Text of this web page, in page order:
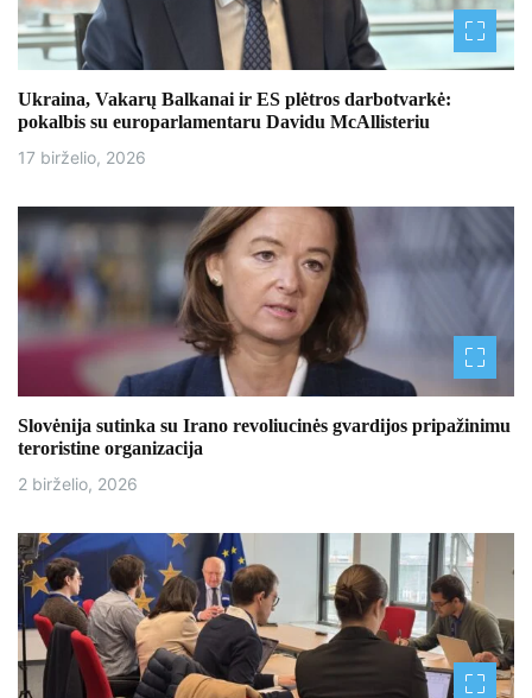
a
t
a
r
p
į
r
a
š
ų
Ukraina, Vakarų Balkanai ir ES plėtros darbotvarkė:
pokalbis su europarlamentaru Davidu McAllisteriu
17 birželio, 2026
Slovėnija sutinka su Irano revoliucinės gvardijos pripažinimu
teroristine organizacija
2 birželio, 2026